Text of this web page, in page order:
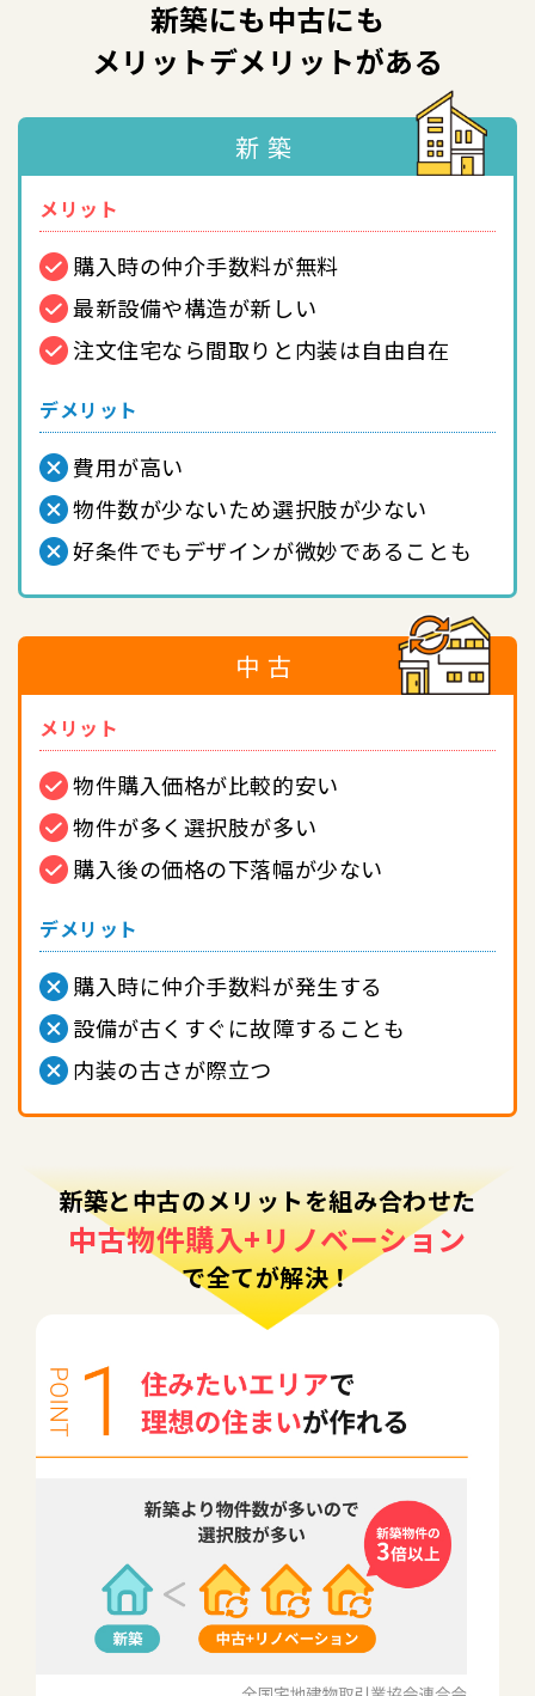
新築にも中古にも
メリットデメリットがある
新築
メリット
購入時の仲介手数料が無料
最新設備や構造が新しい
注文住宅なら間取りと内装は自由自在
デメリット
費用が高い
物件数が少ないため選択肢が少ない
好条件でもデザインが微妙であることも
中古
メリット
物件購入価格が比較的安い
物件が多く選択肢が多い
購入後の価格の下落幅が少ない
デメリット
購入時に仲介手数料が発生する
設備が古くすぐに故障することも
内装の古さが際立つ
新築と中古のメリットを組み合わせた
中古物件購入+リノベーション
で全てが解決！